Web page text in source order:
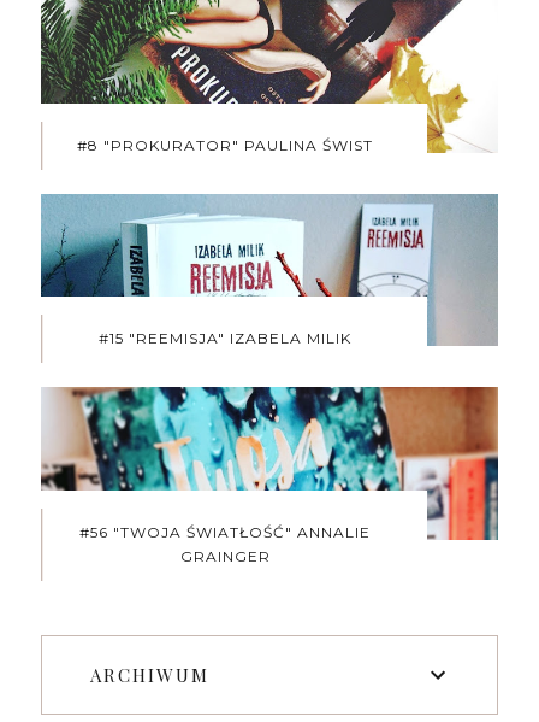
#8 "PROKURATOR" PAULINA ŚWIST
#15 "REEMISJA" IZABELA MILIK
#56 "TWOJA ŚWIATŁOŚĆ" ANNALIE
GRAINGER
ARCHIWUM